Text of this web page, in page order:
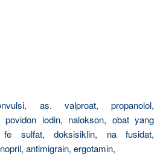
as. valproat, propanolol,
povidon iodin, nalokson, obat yang
fe sulfat, doksisiklin, na fusidat,
antimigrain, ergotamin,